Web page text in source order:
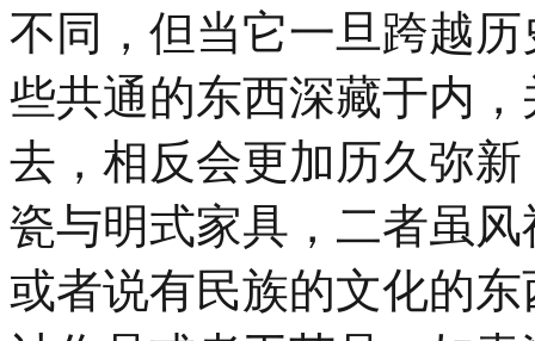
不同，但当它一旦跨越
些共通的东西深藏于内
去，相反会更加历久弥
瓷与明式家具，二者虽
或者说有民族的文化的